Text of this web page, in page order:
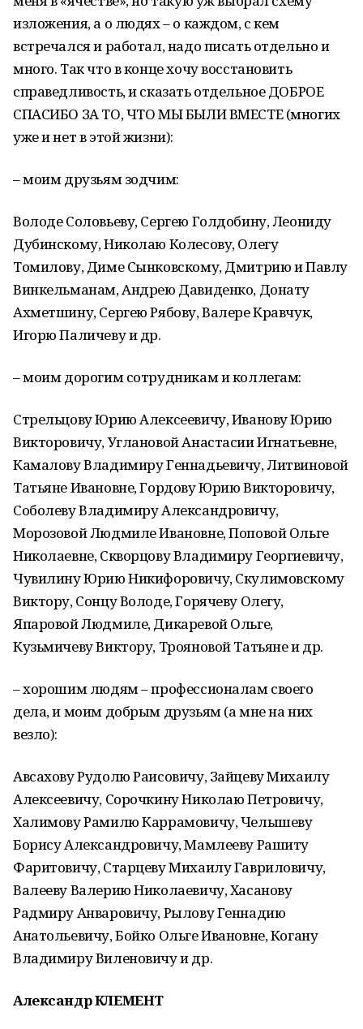
изложения, а о людях – о каждом, с кем
встречался и работал, надо писать отдельно и
много. Так что в конце хочу восстановить
справедливость, и сказать отдельное ДОБРОЕ
СПАСИБО ЗА ТО, ЧТО МЫ БЫЛИ ВМЕСТЕ (многих
уже и нет в этой жизни):
– моим друзьям зодчим:
Володе Соловьеву, Сергею Голдобину, Леониду
Дубинскому, Николаю Колесову, Олегу
Томилову, Диме Сынковскому, Дмитрию и Павлу
Винкельманам, Андрею Давиденко, Донату
Ахметшину, Сергею Рябову, Валере Кравчук,
Игорю Паличеву и др.
– моим дорогим сотрудникам и коллегам:
Стрельцову Юрию Алексеевичу, Иванову Юрию
Викторовичу, Углановой Анастасии Игнатьевне,
Камалову Владимиру Геннадьевичу, Литвиновой
Татьяне Ивановне, Гордову Юрию Викторовичу,
Соболеву Владимиру Александровичу,
Морозовой Людмиле Ивановне, Поповой Ольге
Николаевне, Скворцову Владимиру Георгиевичу,
Чувилину Юрию Никифоровичу, Скулимовскому
Виктору, Сонцу Володе, Горячеву Олегу,
Япаровой Людмиле, Дикаревой Ольге,
Кузьмичеву Виктору, Трояновой Татьяне и др.
– хорошим людям – профессионалам своего
дела, и моим добрым друзьям (а мне на них
везло):
Авсахову Рудолю Раисовичу, Зайцеву Михаилу
Алексеевичу, Сорочкину Николаю Петровичу,
Халимову Рамилю Каррамовичу, Челышеву
Борису Александровичу, Мамлееву Рашиту
Фаритовичу, Старцеву Михаилу Гавриловичу,
Валееву Валерию Николаевичу, Хасанову
Радмиру Анваровичу, Рылову Геннадию
Анатольевичу, Бойко Ольге Ивановне, Когану
Владимиру Виленовичу и др.
Александр КЛЕМЕНТ